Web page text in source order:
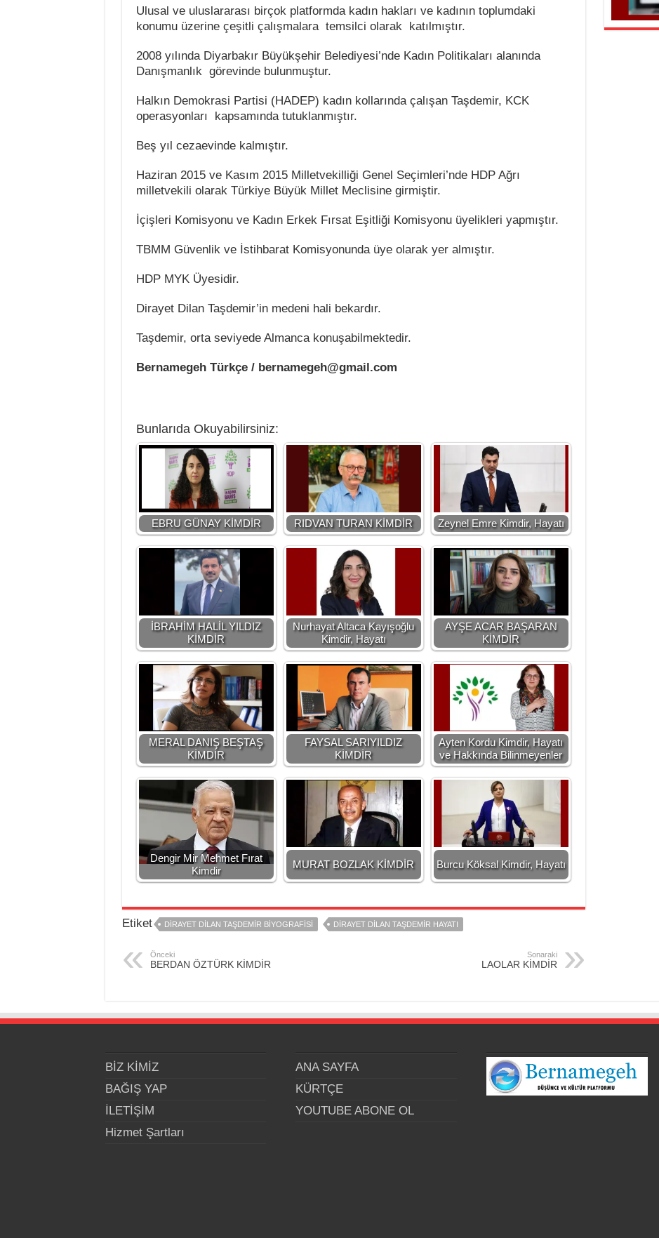
Ulusal ve uluslararası birçok platformda kadın hakları ve kadının toplumdaki
konumu üzerine çeşitli çalışmalara temsilci olarak katılmıştır.
2008 yılında Diyarbakır Büyükşehir Belediyesi’nde Kadın Politikaları alanında
Danışmanlık görevinde bulunmuştur.
Halkın Demokrasi Partisi (HADEP) kadın kollarında çalışan Taşdemir, KCK
operasyonları kapsamında tutuklanmıştır.
Beş yıl cezaevinde kalmıştır.
Haziran 2015 ve Kasım 2015 Milletvekilliği Genel Seçimleri’nde HDP Ağrı
milletvekili olarak Türkiye Büyük Millet Meclisine girmiştir.
İçişleri Komisyonu ve Kadın Erkek Fırsat Eşitliği Komisyonu üyelikleri yapmıştır.
TBMM Güvenlik ve İstihbarat Komisyonunda üye olarak yer almıştır.
HDP MYK Üyesidir.
Dirayet Dilan Taşdemir’in medeni hali bekardır.
Taşdemir, orta seviyede Almanca konuşabilmektedir.
Bernamegeh Türkçe / bernamegeh@gmail.com
Bunlarıda Okuyabilirsiniz:
EBRU GÜNAY KİMDİR RIDVAN TURAN KİMDİR Zeynel Emre Kimdir, Hayatı
İBRAHİM HALİL YILDIZ
KİMDİR
Nurhayat Altaca Kayışoğlu
Kimdir, Hayatı
AYŞE ACAR BAŞARAN
KİMDİR
MERAL DANIŞ BEŞTAŞ
KİMDİR
FAYSAL SARIYILDIZ
KİMDİR
Ayten Kordu Kimdir, Hayatı
ve Hakkında Bilinmeyenler
Dengir Mir Mehmet Fırat
Kimdir
MURAT BOZLAK KİMDİR Burcu Köksal Kimdir, Hayatı
Etiket DİRAYET DİLAN TAŞDEMİR BİYOGRAFİSİ DİRAYET DİLAN TAŞDEMİR HAYATI
Önceki
BERDAN ÖZTÜRK KİMDİR
Sonaraki
LAOLAR KİMDİR
BİZ KİMİZ
BAĞIŞ YAP
İLETİŞİM
Hizmet Şartları
ANA SAYFA
KÜRTÇE
YOUTUBE ABONE OL